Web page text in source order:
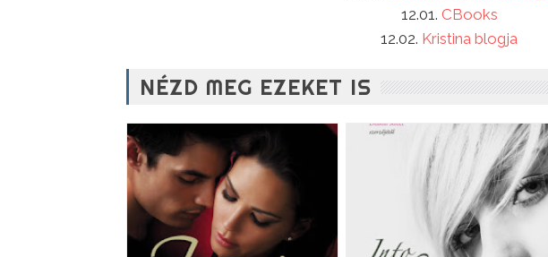
12.01. CBooks
12.02. Kristina blogja
NÉZD MEG EZEKET IS